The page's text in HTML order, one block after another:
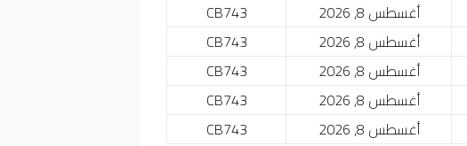
أغسطس 8, 2026
CB743
أغسطس 8, 2026
CB743
أغسطس 8, 2026
CB743
أغسطس 8, 2026
CB743
أغسطس 8, 2026 CB743